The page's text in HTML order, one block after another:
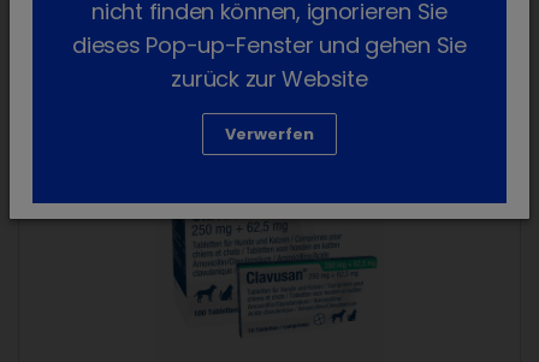
Clavusan 50 mg + 12,5 mg
nicht finden können, ignorieren Sie
dieses Pop-up-Fenster und gehen Sie
zurück zur Website
Verwerfen